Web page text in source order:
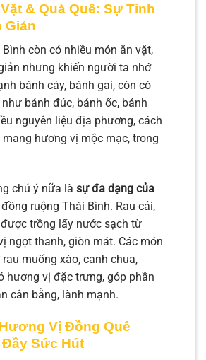
& Quà Quê: Sự Tinh
Giản
còn có nhiều món ăn vặt,
nhưng khiến người ta nhớ
bánh cáy, bánh gai, còn có
bánh đúc, bánh ốc, bánh
nguyên liệu địa phương, cách
mang hương vị mộc mạc, trong
chú ý nữa là sự đa dạng của
ruộng Thái Bình. Rau cải,
trồng lấy nước sạch từ
ngọt thanh, giòn mát. Các món
muống xào, canh chua,
hương vị đặc trưng, góp phần
cân bằng, lành mạnh.
Vị Đồng Quê
Sức Hút